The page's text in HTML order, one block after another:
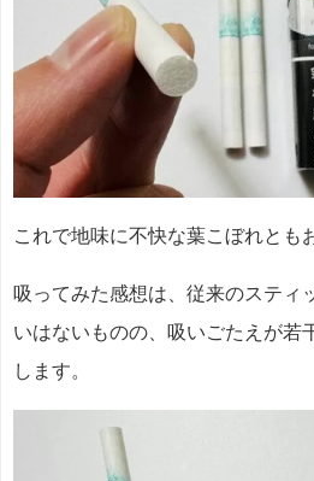
これで地味に不快な葉こぼれとも
吸ってみた感想は、従来のスティ
いはないものの、吸いごたえが若
します。